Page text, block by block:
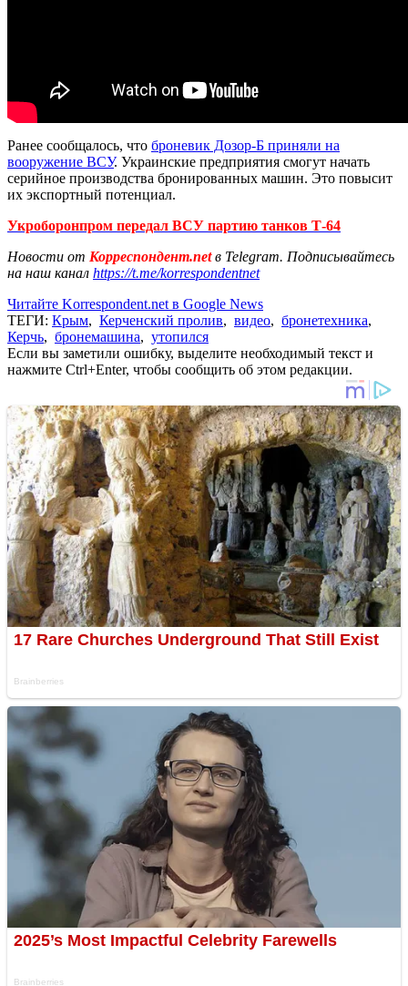
Ранее сообщалось, что броневик Дозор-Б приняли на
вооружение ВСУ. Украинские предприятия смогут начать
серийное производства бронированных машин. Это повысит
их экспортный потенциал.
Укроборонпром передал ВСУ партию танков Т-64
Новости от Корреспондент.netв Telegram. Подписывайтесь
на наш канал https://t.me/korrespondentnet
Читайте Korrespondent.net в Google News
ТЕГИ: Крым, Керченский пролив, видео, бронетехника,
Керчь, бронемашина, утопился
Если вы заметили ошибку, выделите необходимый текст и
нажмите Ctrl+Enter, чтобы сообщить об этом редакции.